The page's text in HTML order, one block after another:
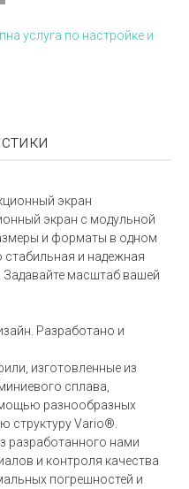
услуга по настройке и
экран
экран с модульной
и форматы в одном
стабильная и надежная
Задавайте масштаб вашей
Разработано и
изготовленные из
сплава,
разнообразных
структуру Vario®.
разработанного нами
и контроля качества
погрешностей и